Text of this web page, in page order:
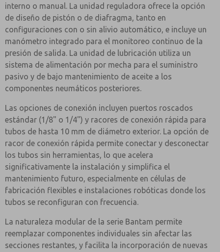
interno o manual. La unidad reguladora ofrece la opción
de diseño de pistón o de diafragma, tanto en
configuraciones con o sin alivio automático, e incluye un
manómetro integrado para el monitoreo continuo de la
presión de salida. La unidad de lubricación utiliza un
sistema de alimentación por mecha para el suministro
pasivo y de bajo mantenimiento de aceite a los
componentes neumáticos posteriores.
Las opciones de conexión incluyen puertos roscados
estándar (1/8" o 1/4") y racores de conexión rápida para
tubos de hasta 10 mm de diámetro exterior. La opción de
racor de conexión rápida permite conectar y desconectar
los tubos sin herramientas, lo que acelera
significativamente la instalación y simplifica el
mantenimiento futuro, especialmente en células de
fabricación flexibles e instalaciones robóticas donde los
tubos se reconfiguran con frecuencia.
La naturaleza modular de la serie Bantam permite
reemplazar componentes individuales sin afectar las
secciones restantes, y facilita la incorporación de nuevas